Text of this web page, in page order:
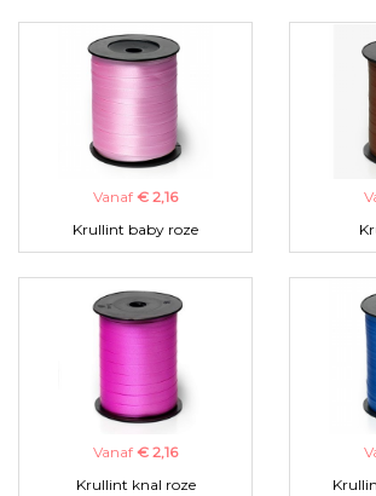
Vanaf € 2,16
Krullint baby roze
Vanaf € 2,16
Krullint knal roze